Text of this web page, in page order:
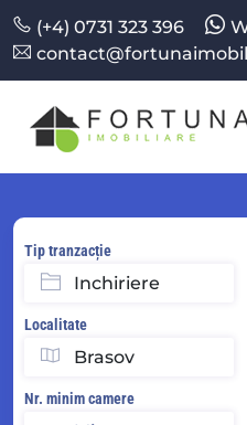
(+4) 0731 323 396
Tip tranzacție
Localitate
Nr. minim camere